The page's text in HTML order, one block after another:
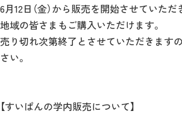
6月12日（金）から販売を開始させていただ
地域の皆さまもご購入いただけます。
売り切れ次第終了とさせていただきます
さい。
【すいぱんの学内販売について】